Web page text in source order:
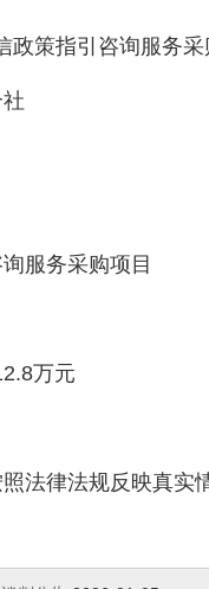
策指引咨询服务
服务采购项目
万元
法律法规反映真实